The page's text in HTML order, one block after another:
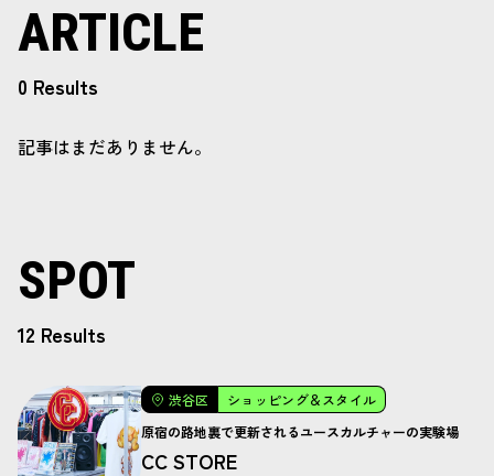
ARTICLE
0 Results
記事はまだありません。
SPOT
12 Results
渋谷区
ショッピング＆スタイル
原宿の路地裏で更新されるユースカルチャーの実験場
CC STORE